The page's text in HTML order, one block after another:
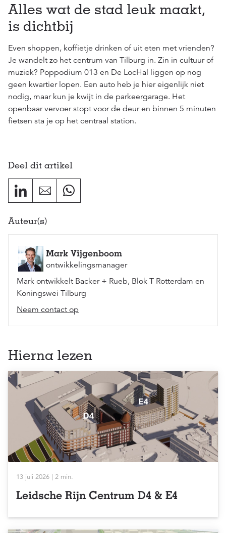
Alles wat de stad leuk maakt,
is dichtbij
Even shoppen, koffietje drinken of uit eten met vrienden?
Je wandelt zo het centrum van Tilburg in. Zin in cultuur of
muziek? Poppodium 013 en De LocHal liggen op nog
geen kwartier lopen. Een auto heb je hier eigenlijk niet
nodig, maar kun je kwijt in de parkeergarage. Het
openbaar vervoer stopt voor de deur en binnen 5 minuten
fietsen sta je op het centraal station.
Deel dit artikel
Auteur(s)
Mark Vijgenboom
ontwikkelingsmanager
Mark ontwikkelt Backer + Rueb, Blok T Rotterdam en
Koningswei Tilburg
Neem contact op
Hierna lezen
13 juli 2026 | 2 min.
Leidsche Rijn Centrum D4 & E4